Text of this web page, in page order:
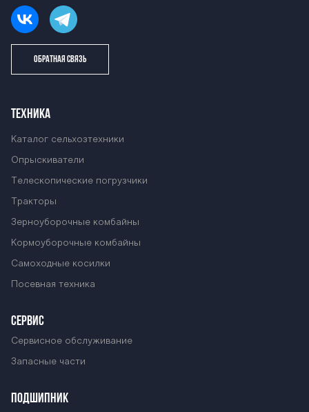
ОБРАТНАЯ СВЯЗЬ
ТЕХНИКА
Каталог сельхозтехники
Опрыскиватели
Телескопические погрузчики
Тракторы
Зерноуборочные комбайны
Кормоуборочные комбайны
Самоходные косилки
Посевная техника
СЕРВИС
Сервисное обслуживание
Запасные части
ПОДШИПНИК